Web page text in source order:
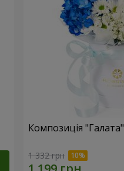
Композиція "Галата"
1 332 грн